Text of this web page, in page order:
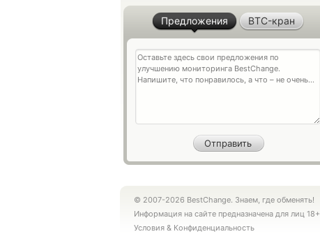
Предложения BTC-кран
© 2007-2026 BestChange. Знаем, где обменять!
Информация на сайте предназначена для лиц 18+
Условия & Конфиденциальность